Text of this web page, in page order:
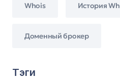
Whois История
Доменный брокер
Тэги